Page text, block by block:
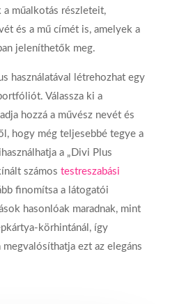
műalkotás részleteit,
és a mű címét is, amelyek a
jeleníthetők meg.
használatával létrehozhat egy
Válassza ki a
hozzá a művész nevét és
hogy még teljesebbé tegye a
a „Divi Plus
számos testreszabási
finomítsa a látogatói
hasonlóak maradnak, mint
körhintánál, így
ezt az elegáns